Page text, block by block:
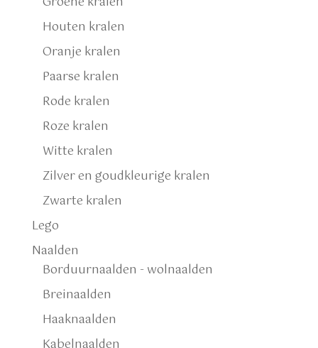
Houten kralen
Oranje kralen
Paarse kralen
Rode kralen
Roze kralen
Witte kralen
Zilver en goudkleurige kralen
Zwarte kralen
Lego
Naalden
Borduurnaalden - wolnaalden
Breinaalden
Haaknaalden